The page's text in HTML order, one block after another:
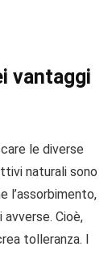
vantaggi
le diverse
naturali sono
l’assorbimento,
Cioè,
tolleranza. I